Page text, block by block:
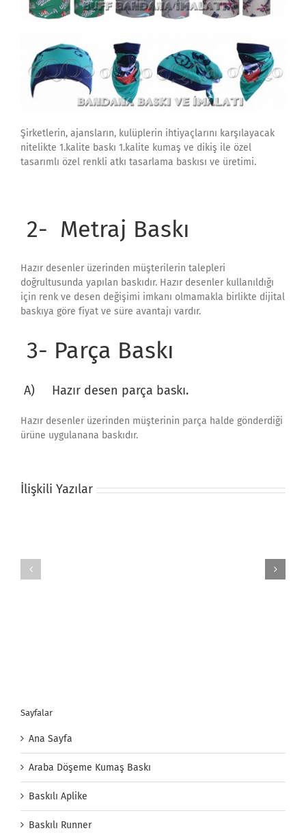
Şirketlerin, ajansların, kulüplerin ihtiyaçlarını karşılayacak
nitelikte 1.kalite baskı 1.kalite kumaş ve dikiş ile özel
tasarımlı özel renkli atkı tasarlama baskısı ve üretimi.
2- Metraj Baskı
Hazır desenler üzerinden müşterilerin talepleri
doğrultusunda yapılan baskıdır. Hazır desenler kullanıldığı
için renk ve desen değişimi imkanı olmamakla birlikte dijital
baskıya göre fiyat ve süre avantajı vardır.
3- Parça Baskı
A) Hazır desen parça baskı.
Hazır desenler üzerinden müşterinin parça halde gönderdiği
ürüne uygulanana baskıdır.
İlişkili Yazılar
Sayfalar
Ana Sayfa
Araba Döşeme Kumaş Baskı
Baskılı Aplike
Baskılı Runner